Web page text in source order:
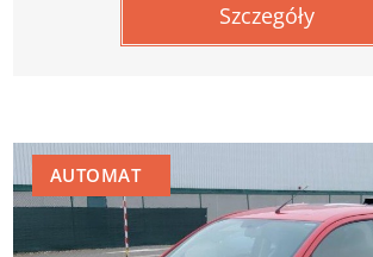
Szczegóły
AUTOMAT